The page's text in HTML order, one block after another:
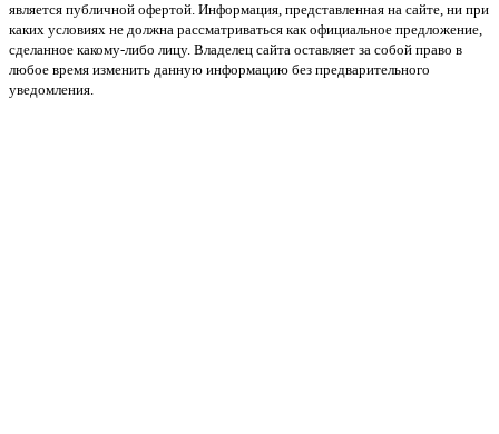
является публичной офертой. Информация, представленная на сайте, ни при
каких условиях не должна рассматриваться как официальное предложение,
сделанное какому-либо лицу. Владелец сайта оставляет за собой право в
любое время изменить данную информацию без предварительного
уведомления.